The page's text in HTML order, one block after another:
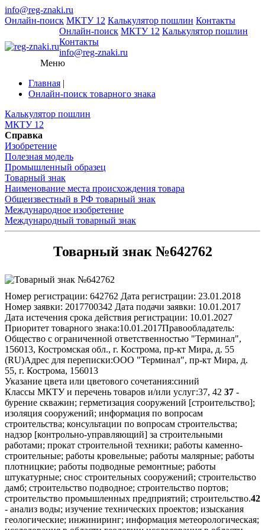
info@reg-znaki.ru
Онлайн-поиск МКТУ 12 Калькулятор пошлин Контакты
Онлайн-поиск МКТУ 12 Калькулятор пошлин
Контакты
info@reg-znaki.ru
Меню
Главная |
Онлайн-поиск товарного знака
Калькулятор пошлин
МКТУ 12
Справка
Изобретение
Полезная модель
Промышленный образец
Товарный знак
Наименование места происхождения товара
Общеизвестный в РФ товарный знак
Международное изобретение
Международный товарный знак
Товарный знак №642762
Номер регистрации: 642762 Дата регистрации: 23.01.2018
Номер заявки: 2017700342 Дата подачи заявки: 10.01.2017
Дата истечения срока действия регистрации: 10.01.2027
Приоритет товарного знака:10.01.2017Правообладатель:
Общество с ограниченной ответственностью "Терминал",
156013, Костромская обл., г. Кострома, пр-кт Мира, д. 55
(RU)Адрес для переписки:ООО "Терминал", пр-кт Мира, д.
55, г. Кострома, 156013
Указание цвета или цветового сочетания:синий
Классы МКТУ и перечень товаров и/или услуг:37, 42 37 -
бурение скважин; герметизация сооружений [строительство];
изоляция сооружений; информация по вопросам
строительства; консультации по вопросам строительства;
надзор [контрольно-управляющий] за строительными
работами; прокат строительной техники; работы каменно-
строительные; работы кровельные; работы малярные; работы
плотницкие; работы подводные ремонтные; работы
штукатурные; снос строительных сооружений; строительство
дамб; строительство подводное; строительство портов;
строительство промышленных предприятий; строительство.42
- анализ воды; изучение технических проектов; изыскания
геологические; инжиниринг; информация метеорологическая;